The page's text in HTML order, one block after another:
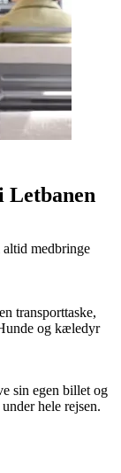
Letbanen
medbringe
transporttaske,
og kæledyr
sin egen billet og
hele rejsen.